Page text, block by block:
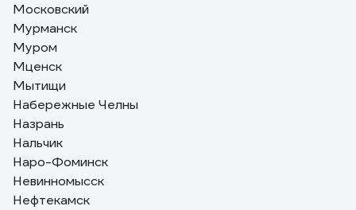
Московский
Мурманск
Муром
Мценск
Мытищи
Набережные Челны
Назрань
Нальчик
Наро-Фоминск
Невинномысск
Нефтекамск